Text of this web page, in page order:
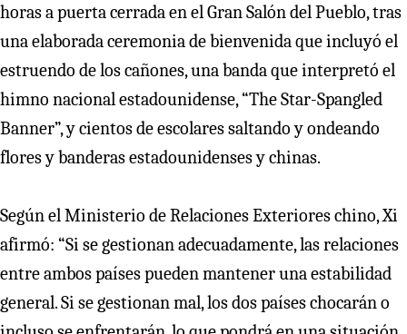
horas a puerta cerrada en el Gran Salón del Pueblo, tras
una elaborada ceremonia de bienvenida que incluyó el
estruendo de los cañones, una banda que interpretó el
himno nacional estadounidense, “The Star-Spangled
Banner”, y cientos de escolares saltando y ondeando
flores y banderas estadounidenses y chinas.
Según el Ministerio de Relaciones Exteriores chino, Xi
afirmó: “Si se gestionan adecuadamente, las relaciones
entre ambos países pueden mantener una estabilidad
general. Si se gestionan mal, los dos países chocarán o